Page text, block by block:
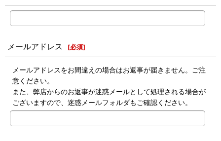
メールアドレス [必須]
メールアドレスをお間違えの場合はお返事が届きません。ご注
意ください。
また、弊店からのお返事が迷惑メールとして処理される場合が
ございますので、迷惑メールフォルダもご確認ください。